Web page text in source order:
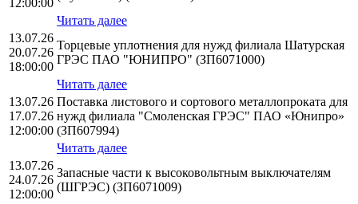
12:00:00
Читать далее
13.07.26
20.07.26
18:00:00
Торцевые уплотнения для нужд филиала Шатурская
ГРЭС ПАО "ЮНИПРО" (ЗП6071000)
Читать далее
13.07.26
17.07.26
12:00:00
Поставка листового и сортового металлопроката для
нужд филиала "Смоленская ГРЭС" ПАО «Юнипро»
(ЗП607994)
Читать далее
13.07.26
24.07.26
12:00:00
Запасные части к высоковольтным выключателям
(ШГРЭС) (ЗП6071009)